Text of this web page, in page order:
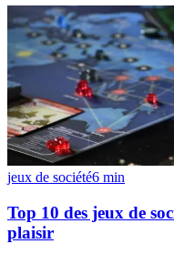
jeux de société6 min
Top 10 des jeux de
plaisir